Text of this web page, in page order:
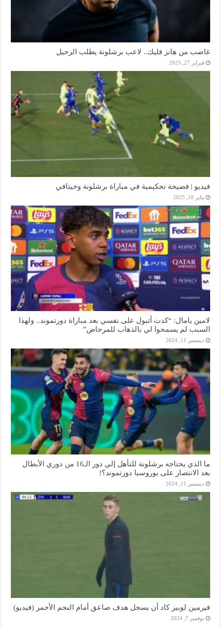
غاضب من هانز فليك.. لاعب برشلونة يطلب الرحيل
فبراير 27, 2025
فيديو | فضيحة تحكيمية في مباراة برشلونة وخيتافي
يناير 18, 2025
لامين يامال: “كدت أتبول على نفسي بعد مباراة دورتموند.. ولهذا
السبب لم يسمحوا لي بالذهاب للمرحاض”
ديسمبر 11, 2024
ما الذي يحتاجه برشلونة للتأهل إلي دور الـ16 من دوري الأبطال
بعد الانتصار على بوروسيا دورتموند؟!
ديسمبر 11, 2024
فيرمين لوبيز كاد أن يسجل هدف صاعق أمام النجم الأحمر (فيديو)
نوفمبر 7, 2024